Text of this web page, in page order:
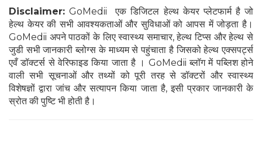
Disclaimer: GoMedii एक डिजिटल हेल्थ केयर प्लेटफार्म है जो
हेल्थ केयर की सभी आवश्यकताओं और सुविधाओं को आपस में जोड़ता है।
GoMedii अपने पाठकों के लिए स्वास्थ्य समाचार, हेल्थ टिप्स और हेल्थ से
जुडी सभी जानकारी ब्लोग्स के माध्यम से पहुंचाता है जिसको हेल्थ एक्सपर्ट्स
एवँ डॉक्टर्स से वेरिफाइड किया जाता है । GoMedii ब्लॉग में पब्लिश होने
वाली सभी सूचनाओं और तथ्यों को पूरी तरह से डॉक्टरों और स्वास्थ्य
विशेषज्ञों द्वारा जांच और सत्यापन किया जाता है, इसी प्रकार जानकारी के
स्रोत की पुष्टि भी होती है।